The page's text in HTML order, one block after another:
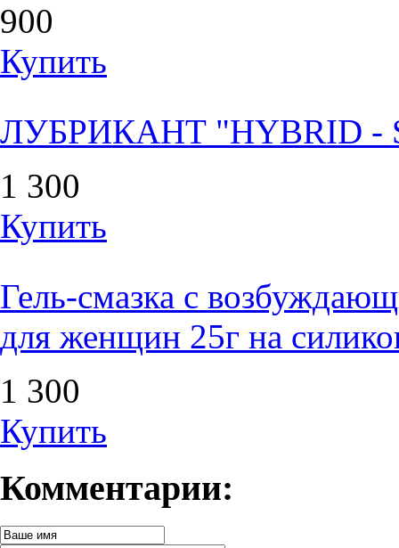
900
Купить
ЛУБРИКАНТ "HYBRID -
1 300
Купить
Гель-смазка с
для женщин 25г на
1 300
Купить
Комментарии: